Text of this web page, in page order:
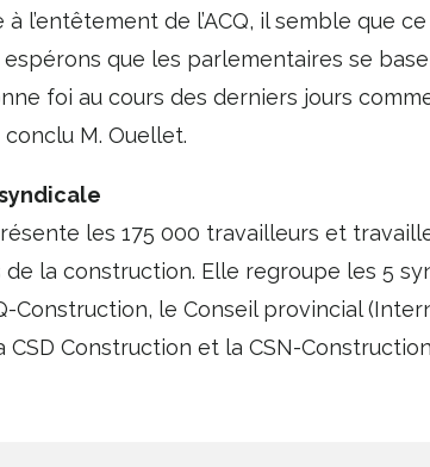
l’entêtement de l’ACQ, il semble que
que les parlementaires se
foi au cours des derniers jours
M. Ouellet.
les 175 000 travailleurs et
la construction. Elle regroupe les 5
Construction, le Conseil provincial
CSD Construction et la CSN-